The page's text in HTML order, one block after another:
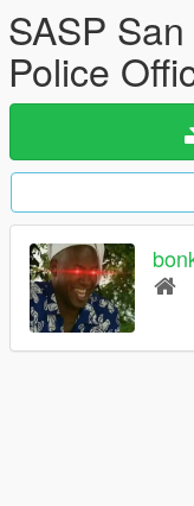
SASP
Police